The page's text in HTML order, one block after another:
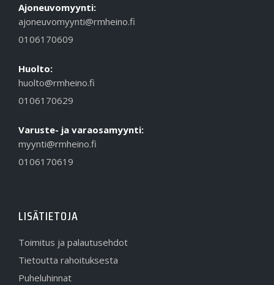
Ajoneuvomyynti:
ajoneuvomyynti@rmheino.fi
0106170609
Huolto:
huolto@rmheino.fi
0106170629
Varuste- ja varaosamyynti:
myynti@rmheino.fi
0106170619
LISÄTIETOJA
Toimitus ja palautusehdot
Tietoutta rahoituksesta
Puheluhinnat